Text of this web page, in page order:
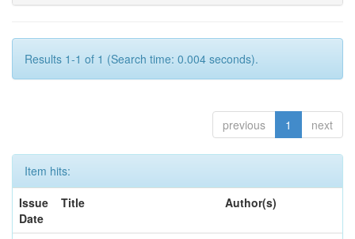
Results 1-1 of 1 (Search time: 0.004 seconds).
previous 1 next
Item hits:
Issue
Date
Title Author(s)